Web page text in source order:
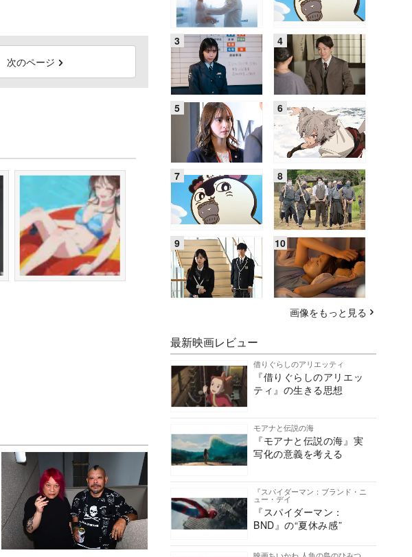
次のページ
画像をもっと見る
最新映画レビュー
借りぐらしのアリエッティ
『借りぐらしのアリエッ
ティ』の生きる思想
モアナと伝説の海
『モアナと伝説の海』実
写化の意義を考える
『スパイダーマン：ブランド・ニ
ュー・デイ
『スパイダーマン：
BND』の“夏休み感”